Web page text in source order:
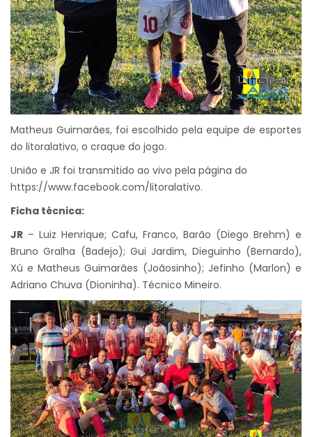
Matheus Guimarães, foi escolhido pela equipe de esportes
do litoralativo, o craque do jogo.
União e JR foi transmitido ao vivo pela página do
https://www.facebook.com/litoralativo.
Ficha técnica:
JR – Luiz Henrique; Cafu, Franco, Barão (Diego Brehm) e
Bruno Gralha (Badejo); Gui Jardim, Dieguinho (Bernardo),
Xú e Matheus Guimarães (Joãosinho); Jefinho (Marlon) e
Adriano Chuva (Dioninha). Técnico Mineiro.